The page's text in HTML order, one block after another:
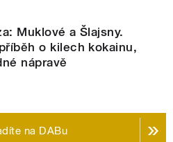
Muklové a Šlajsny.
o kilech kokainu,
nápravě
na DABu